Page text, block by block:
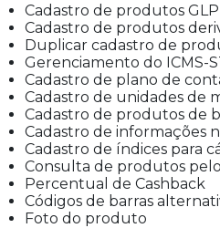
Cadastro de produtos GLP
Cadastro de produtos
Duplicar cadastro de
Gerenciamento do ICMS-
Cadastro de plano de
Cadastro de unidades de
Cadastro de produtos de
Cadastro de informações
Cadastro de índices para
Consulta de produtos
Percentual de Cashback
Códigos de barras
Foto do produto